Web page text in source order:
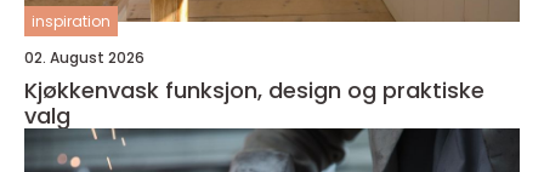
inspiration
02. August 2026
Kjøkkenvask funksjon, design og praktiske
valg